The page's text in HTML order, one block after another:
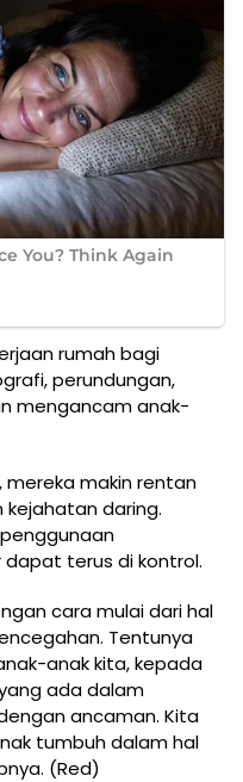
rumah bagi
perundungan,
mengancam anak-
mereka makin rentan
kejahatan daring.
terus di kontrol.
cara mulai dari hal
Tentunya
anak kita, kepada
ada dalam
ancaman. Kita
tumbuh dalam hal
(Red)